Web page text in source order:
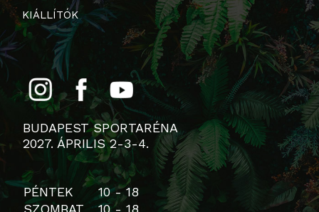
KIÁLLÍTÓK
BUDAPEST SPORTARÉNA
2027. ÁPRILIS 2-3-4.
PÉNTEK
10 - 18
SZOMBAT
10 - 18